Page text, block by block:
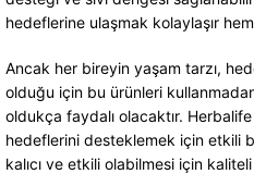
hedeflerine ulaşmak kolaylaşır
Ancak her bireyin yaşam tarzı,
olduğu için bu ürünleri
oldukça faydalı olacaktır.
hedeflerini desteklemek için etkili
kalıcı ve etkili olabilmesi için